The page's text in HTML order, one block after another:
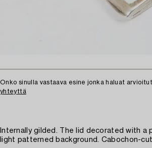
Onko sinulla vastaava esine jonka haluat
yhteyttä
Internally gilded. The lid decorated with a
light patterned background. Cabochon-